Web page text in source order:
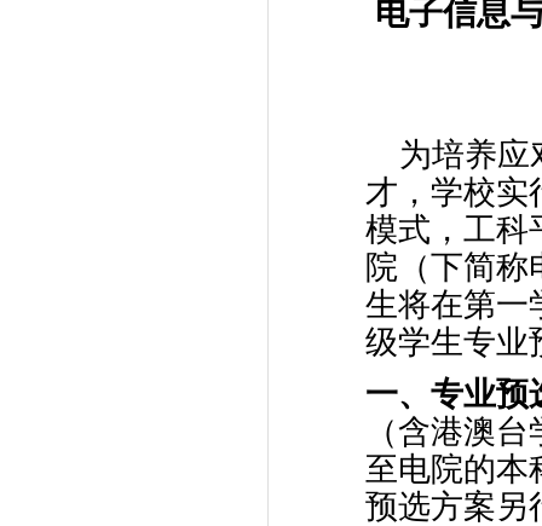
电子信息
为培养应
才，学校实
模式，工科
院（下简称
生将在第一
级学生专业
一、专业预
（含港澳
至电院的本
预选方案另